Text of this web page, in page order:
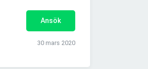
Ansök
30 mars 2020